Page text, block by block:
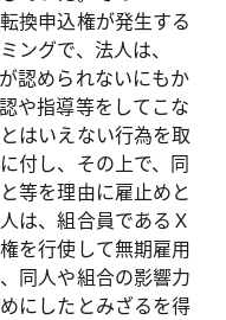
換申込権が発生する
ングで、法人は、
認められないにもか
や指導等をしてこな
はいえない行為を取
付し、その上で、同
等を理由に雇止めと
は、組合員であるＸ
を行使して無期雇用
同人や組合の影響力
にしたとみざるを得